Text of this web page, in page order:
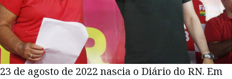
de agosto de 2022 nascia o Diário do RN. Em